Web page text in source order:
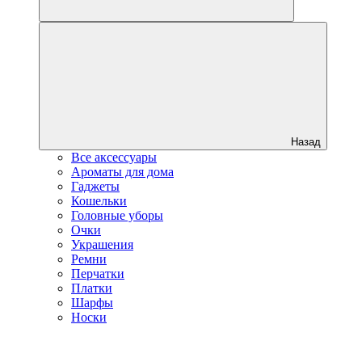
Назад
Все аксессуары
Ароматы для дома
Гаджеты
Кошельки
Головные уборы
Очки
Украшения
Ремни
Перчатки
Платки
Шарфы
Носки